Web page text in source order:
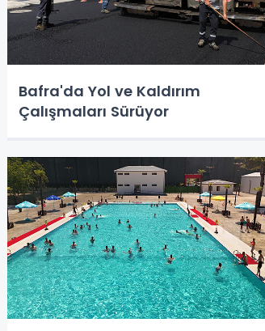
Bafra'da Yol ve Kaldırım
Çalışmaları Sürüyor